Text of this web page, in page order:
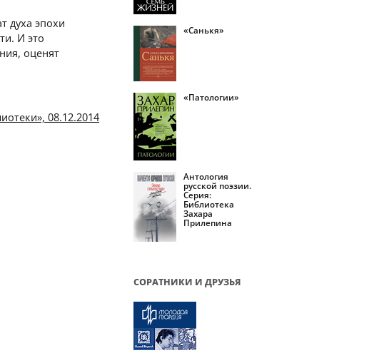
духа эпохи
И это
оценят
08.12.2014
«Санькя»
«Патологии»
Антология
русской поэзии.
Серия:
Библиотека
Захара
Прилепина
СОРАТНИКИ И ДРУЗЬЯ